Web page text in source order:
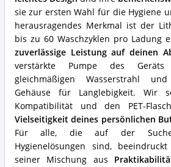
sie zur ersten Wahl für die Hygiene
herausragendes Merkmal ist der
bis zu 60 Waschzyklen pro Ladung
zuverlässige Leistung auf deinen
verstärkte Pumpe des
gleichmäßigen Wasserstrahl
Gehäuse für Langlebigkeit. Wir
Kompatibilität und den PET-
Vielseitigkeit deines persönlichen
Für alle, die auf der
Hygienelösungen sind,
seiner Mischung aus
diese
Po
Dusche?